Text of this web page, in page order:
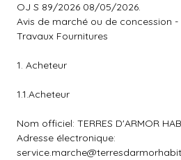
OJ S 89/2026 08/05/2026.
Avis de marché ou de concession
Travaux Fournitures
1. Acheteur
1.1.Acheteur
Nom officiel: TERRES D'ARMOR
Adresse électronique: